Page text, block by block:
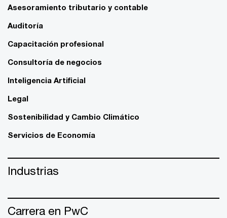
Asesoramiento tributario y contable
Auditoría
Capacitación profesional
Consultoría de negocios
Inteligencia Artificial
Legal
Sostenibilidad y Cambio Climático
Servicios de Economía
Industrias
Carrera en PwC